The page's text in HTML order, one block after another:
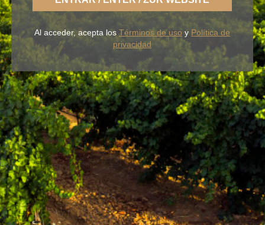
With BLUME you enjoy the fresh nature of a Rueda
that is light, casual and always faithful to a fertile
land of flavor.
OUR WINES THE WINERY
BLUME & GASTRO
BLUME & YOU
+34 926 32 24 00
contacto@pagosdelrey.com
Ⓒ PAGOS DEL REY-Política de privacidad- Política de cookies
Al acceder, acepta losTérminos de uso y Política de
privacidad